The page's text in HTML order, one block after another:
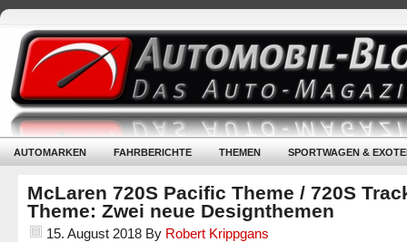
AUTOMARKEN FAHRBERICHTE THEMEN SPORTWAGEN &
McLaren 720S Pacific Theme / 720S
Theme: Zwei neue Designthemen
15. August 2018 By Robert Krippgans